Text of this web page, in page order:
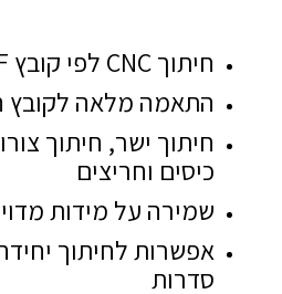
חיתוך CNC לפי קובץ DXF
התאמה מלאה לקובץ
חיתוך ישר, חיתוך
כיסים וחריצים
שמירה על מידות
אפשרות לחיתוך
סדרות